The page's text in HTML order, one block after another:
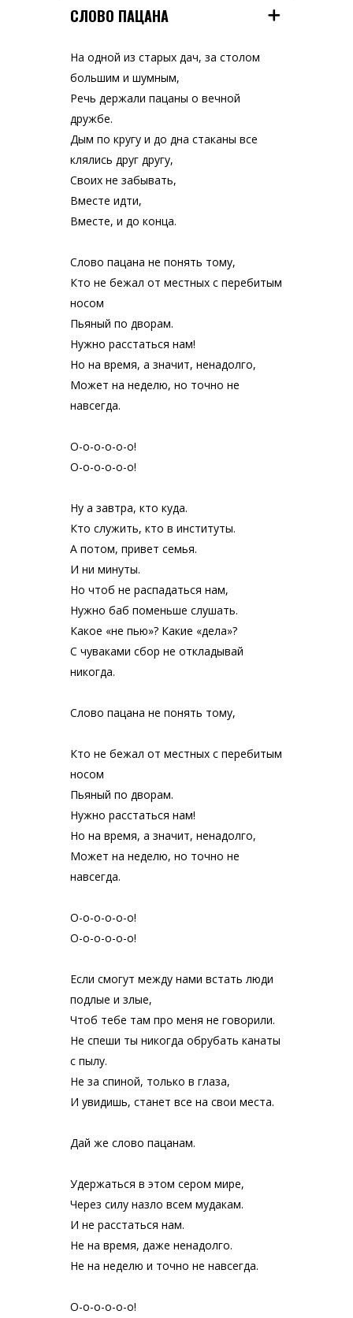
СЛОВО ПАЦАНА
На одной из старых дач, за столом
большим и шумным,
Речь держали пацаны о вечной
дружбе.
Дым по кругу и до дна стаканы все
клялись друг другу,
Своих не забывать,
Вместе идти,
Вместе, и до конца.
Слово пацана не понять тому,
Кто не бежал от местных с перебитым
носом
Пьяный по дворам.
Нужно расстаться нам!
Но на время, а значит, ненадолго,
Может на неделю, но точно не
навсегда.
О-о-о-о-о-о!
О-о-о-о-о-о!
Ну а завтра, кто куда.
Кто служить, кто в институты.
А потом, привет семья.
И ни минуты.
Но чтоб не распадаться нам,
Нужно баб поменьше слушать.
Какое «не пью»? Какие «дела»?
С чуваками сбор не откладывай
никогда.
Слово пацана не понять тому,
Кто не бежал от местных с перебитым
носом
Пьяный по дворам.
Нужно расстаться нам!
Но на время, а значит, ненадолго,
Может на неделю, но точно не
навсегда.
О-о-о-о-о-о!
О-о-о-о-о-о!
Если смогут между нами встать люди
подлые и злые,
Чтоб тебе там про меня не говорили.
Не спеши ты никогда обрубать канаты
с пылу.
Не за спиной, только в глаза,
И увидишь, станет все на свои места.
Дай же слово пацанам.
Удержаться в этом сером мире,
Через силу назло всем мудакам.
И не расстаться нам.
Не на время, даже ненадолго.
Не на неделю и точно не навсегда.
О-о-о-о-о-о!